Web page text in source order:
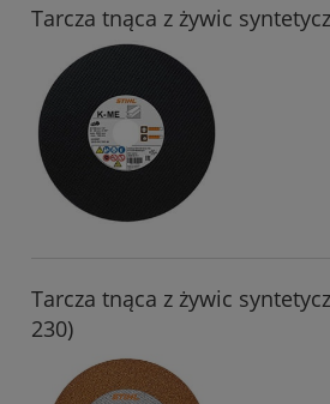
Tarcza tnąca z żywic
Tarcza tnąca z żywic
230)